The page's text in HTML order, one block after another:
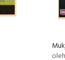
oleh